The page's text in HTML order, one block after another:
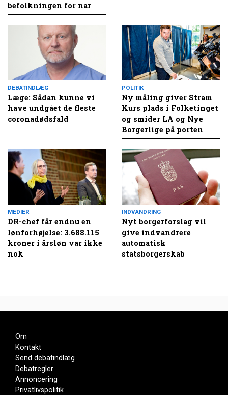
befolkningen for nar
DEBATINDLÆG
Læge: Sådan kunne vi
have undgået de fleste
coronadødsfald
POLITIK
Ny måling giver Stram
Kurs plads i Folketinget
og smider LA og Nye
Borgerlige på porten
MEDIER
DR-chef får endnu en
lønforhøjelse: 3.688.115
kroner i årsløn var ikke
nok
INDVANDRING
Nyt borgerforslag vil
give indvandrere
automatisk
statsborgerskab
Om
Kontakt
Send debatindlæg
Debatregler
Annoncering
Privatlivspolitik